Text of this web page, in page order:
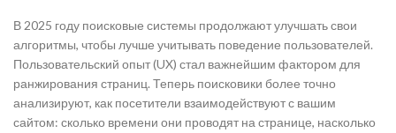
В 2025 году поисковые системы продолжают улучшать свои
алгоритмы, чтобы лучше учитывать поведение пользователей.
Пользовательский опыт (UX) стал важнейшим фактором для
ранжирования страниц. Теперь поисковики более точно
анализируют, как посетители взаимодействуют с вашим
сайтом: сколько времени они проводят на странице, насколько